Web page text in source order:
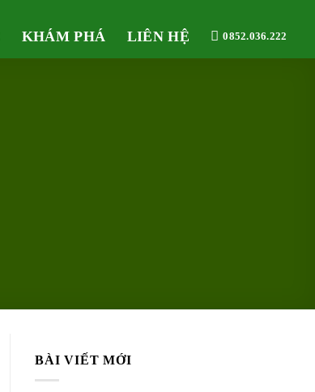
KHÁM PHÁ LIÊN HỆ 0852.036.222
BÀI VIẾT MỚI